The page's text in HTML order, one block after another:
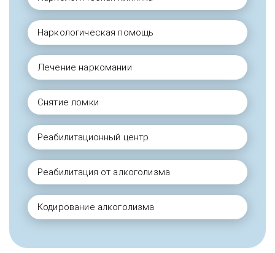
Наркологическая помощь
Лечение наркомании
Снятие ломки
Реабилитационный центр
Реабилитация от алкоголизма
Кодирование алкоголизма